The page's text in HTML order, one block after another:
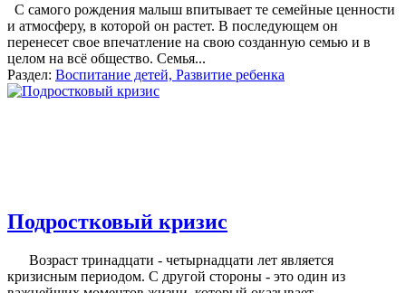
С самого рождения малыш впитывает те семейные ценности
и атмосферу, в которой он растет. В последующем он
перенесет свое впечатление на свою созданную семью и в
целом на всё общество. Семья...
Раздел: Воспитание детей, Развитие ребенка
Подростковый кризис
Возраст тринадцати - четырнадцати лет является
кризисным периодом. С другой стороны - это один из